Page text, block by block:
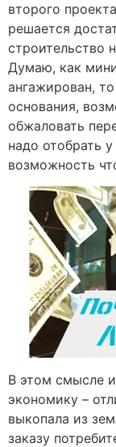
второго
решается
строительство
Думаю, как
ангажирован,
основания,
обжаловать
надо отобрать
возможность
В этом смысле
экономику –
выкопала из
заказу